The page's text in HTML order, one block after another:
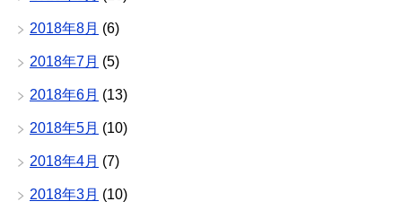
2018年8月 (6)
2018年7月 (5)
2018年6月 (13)
2018年5月 (10)
2018年4月 (7)
2018年3月 (10)